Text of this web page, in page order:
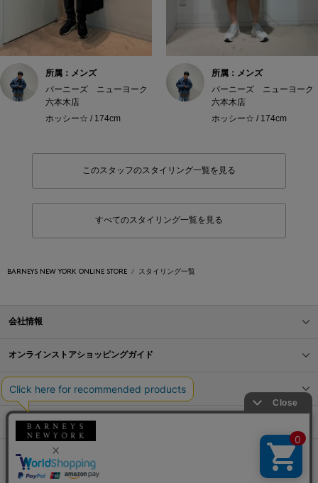
所属：メンズ
バーニーズ ニューヨーク
六本木店
ホッシー☆ / 174cm
所属：メンズ
バーニーズ ニューヨーク
六本木店
ホッシー☆ / 174cm
このスタッフのスタイリング一覧を見る
すべてのスタイリング一覧を見る
BARNEYS NEW YORK ONLINE STORE スタイリング一覧
会社情報
オンラインストアショッピングガイド
店舗情報
サービス